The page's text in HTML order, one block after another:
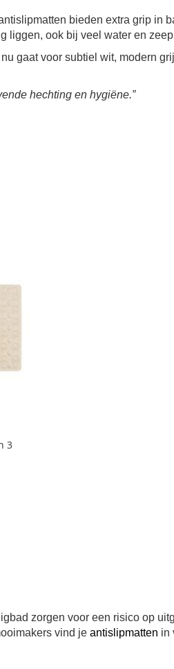
bieden extra grip in
liggen, ook bij veel water en
gaat voor subtiel wit, modern
hechting en hygiëne.”
3
zorgen voor een risico op
vind je antislipmatten in